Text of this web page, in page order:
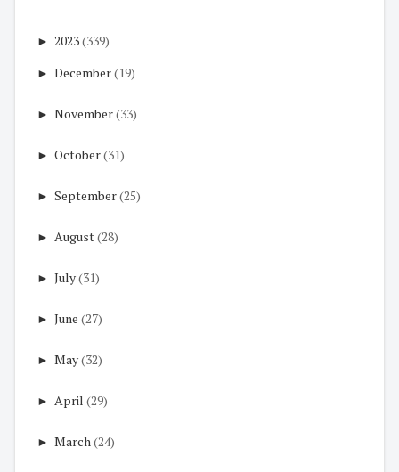
► 2023(339)
► December(19)
► November(33)
► October(31)
► September(25)
► August(28)
► July(31)
► June (27)
► May(32)
► April (29)
► March (24)